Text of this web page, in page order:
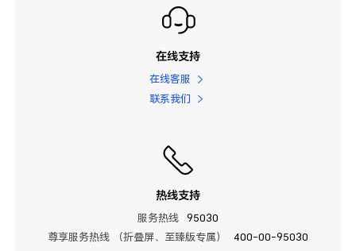
在线支持
在线客服
联系我们
热线支持
服务热线
95030
尊享服务热线 （折叠屏、至臻版专属）
400-00-95030